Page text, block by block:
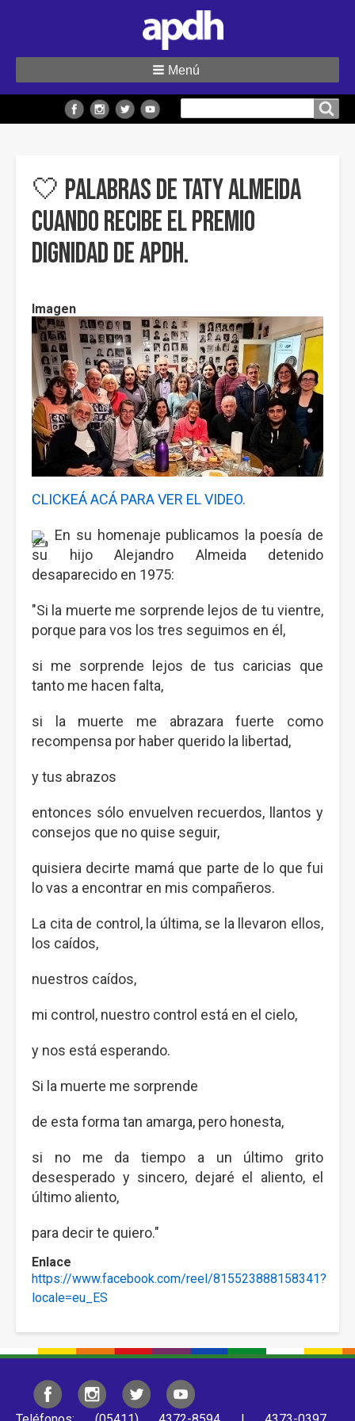
sitio
Menú
🤍 Palabras de Taty Almeida
cuando recibe el Premio
Dignidad de APDH.
Imagen
CLICKEÁ ACÁ PARA VER EL VIDEO.
En su homenaje publicamos la poesía de
su hijo Alejandro Almeida detenido
desaparecido en 1975:
"Si la muerte me sorprende lejos de tu vientre,
porque para vos los tres seguimos en él,
si me sorprende lejos de tus caricias que
tanto me hacen falta,
si la muerte me abrazara fuerte como
recompensa por haber querido la libertad,
y tus abrazos
entonces sólo envuelven recuerdos, llantos y
consejos que no quise seguir,
quisiera decirte mamá que parte de lo que fui
lo vas a encontrar en mis compañeros.
La cita de control, la última, se la llevaron ellos,
los caídos,
nuestros caídos,
mi control, nuestro control está en el cielo,
y nos está esperando.
Si la muerte me sorprende
de esta forma tan amarga, pero honesta,
si no me da tiempo a un último grito
desesperado y sincero, dejaré el aliento, el
último aliento,
para decir te quiero."
Enlace
https://www.facebook.com/reel/815523888158341?
locale=eu_ES